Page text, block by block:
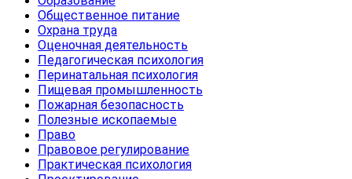
Общественное питание
Охрана труда
Оценочная деятельность
Педагогическая психология
Перинатальная психология
Пищевая промышленность
Пожарная безопасность
Полезные ископаемые
Право
Правовое регулирование
Практическая психология